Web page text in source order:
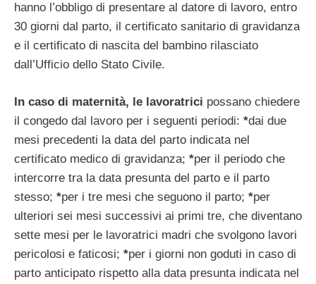
hanno l’obbligo di presentare al datore di lavoro, entro
30 giorni dal parto, il certificato sanitario di gravidanza
e il certificato di nascita del bambino rilasciato
dall’Ufficio dello Stato Civile.
In caso di maternità, le lavoratrici possano chiedere
il congedo dal lavoro per i seguenti periodi: *dai due
mesi precedenti la data del parto indicata nel
certificato medico di gravidanza; *per il periodo che
intercorre tra la data presunta del parto e il parto
stesso; *per i tre mesi che seguono il parto; *per
ulteriori sei mesi successivi ai primi tre, che diventano
sette mesi per le lavoratrici madri che svolgono lavori
pericolosi e faticosi; *per i giorni non goduti in caso di
parto anticipato rispetto alla data presunta indicata nel